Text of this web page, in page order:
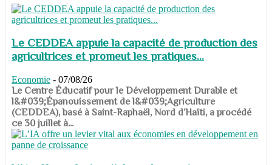
Le CEDDEA appuie la capacité de production des
agricultrices et promeut les pratiques...
Economie - 07/08/26
​​​​​​​Le Centre Éducatif pour le Développement Durable et
l&#039;Épanouissement de l&#039;Agriculture
(CEDDEA), basé à Saint-Raphaël, Nord d’Haïti, a procédé
ce 30 juillet à...